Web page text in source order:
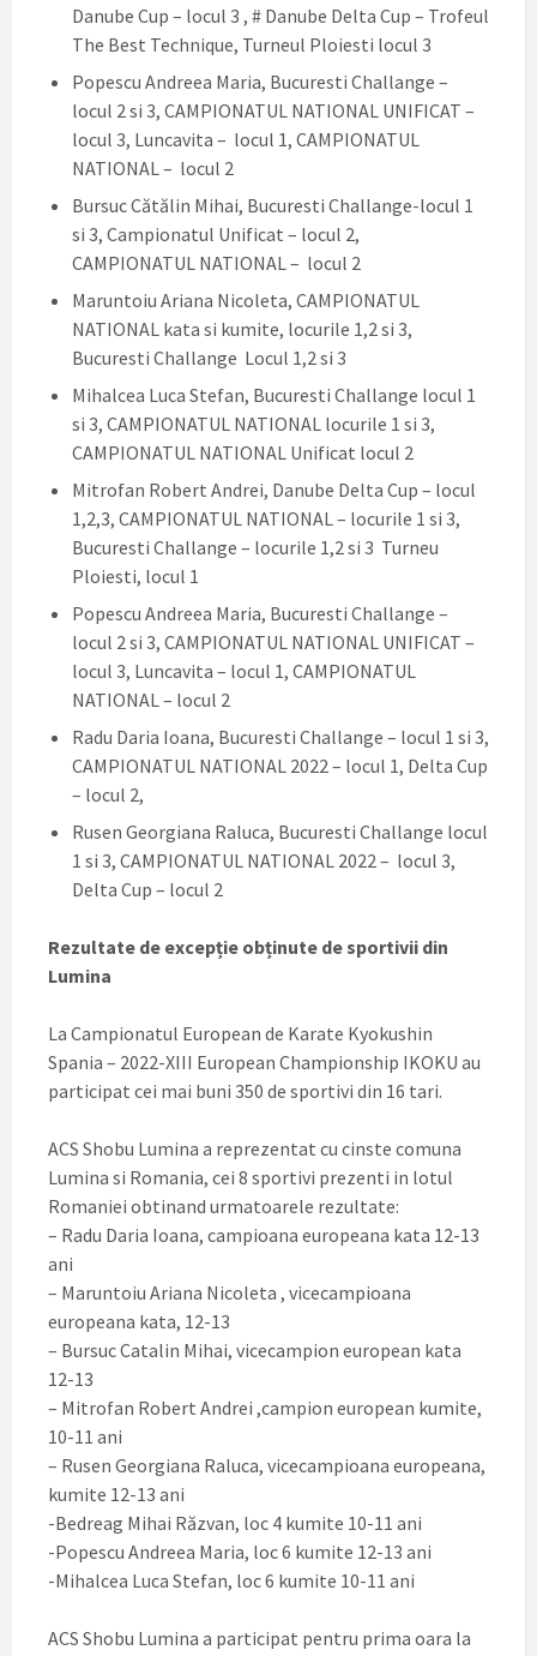
Danube Cup – locul 3 , # Danube Delta Cup – Trofeul
The Best Technique, Turneul Ploiesti locul 3
Popescu Andreea Maria, Bucuresti Challange –
locul 2 si 3, CAMPIONATUL NATIONAL UNIFICAT –
locul 3, Luncavita – locul 1, CAMPIONATUL
NATIONAL – locul 2
Bursuc Cătălin Mihai, Bucuresti Challange-locul 1
si 3, Campionatul Unificat – locul 2,
CAMPIONATUL NATIONAL – locul 2
Maruntoiu Ariana Nicoleta, CAMPIONATUL
NATIONAL kata si kumite, locurile 1,2 si 3,
Bucuresti Challange Locul 1,2 si 3
Mihalcea Luca Stefan, Bucuresti Challange locul 1
si 3, CAMPIONATUL NATIONAL locurile 1 si 3,
CAMPIONATUL NATIONAL Unificat locul 2
Mitrofan Robert Andrei, Danube Delta Cup – locul
1,2,3, CAMPIONATUL NATIONAL – locurile 1 si 3,
Bucuresti Challange – locurile 1,2 si 3 Turneu
Ploiesti, locul 1
Popescu Andreea Maria, Bucuresti Challange –
locul 2 si 3, CAMPIONATUL NATIONAL UNIFICAT –
locul 3, Luncavita – locul 1, CAMPIONATUL
NATIONAL – locul 2
Radu Daria Ioana, Bucuresti Challange – locul 1 si 3,
CAMPIONATUL NATIONAL 2022 – locul 1, Delta Cup
– locul 2,
Rusen Georgiana Raluca, Bucuresti Challange locul
1 si 3, CAMPIONATUL NATIONAL 2022 – locul 3,
Delta Cup – locul 2
Rezultate de excepție obținute de sportivii din
Lumina
La Campionatul European de Karate Kyokushin
Spania – 2022-XIII European Championship IKOKU au
participat cei mai buni 350 de sportivi din 16 tari.
ACS Shobu Lumina a reprezentat cu cinste comuna
Lumina si Romania, cei 8 sportivi prezenti in lotul
Romaniei obtinand urmatoarele rezultate:
– Radu Daria Ioana, campioana europeana kata 12-13
ani
– Maruntoiu Ariana Nicoleta , vicecampioana
europeana kata, 12-13
– Bursuc Catalin Mihai, vicecampion european kata
12-13
– Mitrofan Robert Andrei ,campion european kumite,
10-11 ani
– Rusen Georgiana Raluca, vicecampioana europeana,
kumite 12-13 ani
-Bedreag Mihai Răzvan, loc 4 kumite 10-11 ani
-Popescu Andreea Maria, loc 6 kumite 12-13 ani
-Mihalcea Luca Stefan, loc 6 kumite 10-11 ani
ACS Shobu Lumina a participat pentru prima oara la